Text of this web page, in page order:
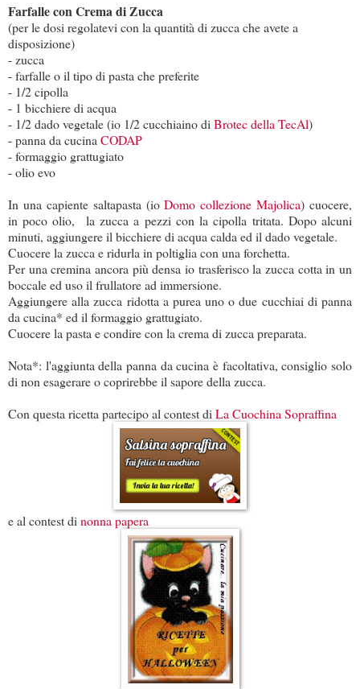
Farfalle con Crema di Zucca
(per le dosi regolatevi con la quantità di zucca che avete a
disposizione)
- zucca
- farfalle o il tipo di pasta che preferite
- 1/2 cipolla
- 1 bicchiere di acqua
- 1/2 dado vegetale (io 1/2 cucchiaino di Brotec della TecAl)
- panna da cucina CODAP
- formaggio grattugiato
- olio evo
In una capiente saltapasta (ioDomo collezione Majolica) cuocere,
in poco olio, la zucca a pezzi con la cipolla tritata. Dopo alcuni
minuti, aggiungere il bicchiere di acqua calda ed il dado vegetale.
Cuocere la zucca e ridurla in poltiglia con una forchetta.
Per una cremina ancora più densa io trasferisco la zucca cotta in un
boccale ed uso il frullatore ad immersione.
Aggiungere alla zucca ridotta a purea uno o due cucchiai di panna
da cucina* ed il formaggio grattugiato.
Cuocere la pasta e condire con la crema di zucca preparata.
Nota*: l'aggiunta della panna da cucina è facoltativa, consiglio solo
di non esagerare o coprirebbe il sapore della zucca.
Con questa ricetta partecipo al contest di La Cuochina Sopraffina
e al contest di nonna papera